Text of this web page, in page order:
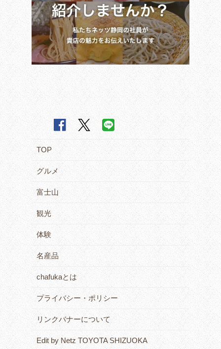
TOP
グルメ
富士山
観光
体験
名産品
chafukaとは
プライバシー・ポリシー
リンクバナーについて
Edit by Netz TOYOTA SHIZUOKA